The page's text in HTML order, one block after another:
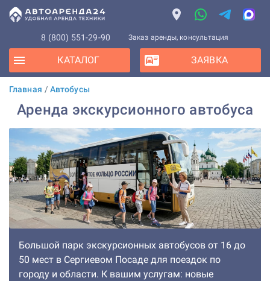
8 (800) 551-29-90 Заказ аренды, консультация
КАТАЛОГ ЗАЯВКА
Главная / Автобусы
Аренда экскурсионного автобуса
Большой парк экскурсионных автобусов от 16 до
50 мест в Сергиевом Посаде для поездок по
городу и области. К вашим услугам: новые